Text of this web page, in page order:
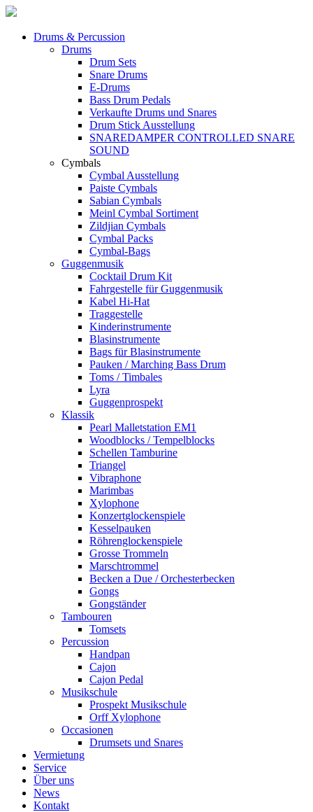
Drums & Percussion
Drums
Drum Sets
Snare Drums
E-Drums
Bass Drum Pedals
Verkaufte Drums und Snares
Drum Stick Ausstellung
SNAREDAMPER CONTROLLED SNARE
SOUND
Cymbals
Cymbal Ausstellung
Paiste Cymbals
Sabian Cymbals
Meinl Cymbal Sortiment
Zildjian Cymbals
Cymbal Packs
Cymbal-Bags
Guggenmusik
Cocktail Drum Kit
Fahrgestelle für Guggenmusik
Kabel Hi-Hat
Traggestelle
Kinderinstrumente
Blasinstrumente
Bags für Blasinstrumente
Pauken / Marching Bass Drum
Toms / Timbales
Lyra
Guggenprospekt
Klassik
Pearl Malletstation EM1
Woodblocks / Tempelblocks
Schellen Tamburine
Triangel
Vibraphone
Marimbas
Xylophone
Konzertglockenspiele
Kesselpauken
Röhren­glocken­spiele
Grosse Trommeln
Marschtrommel
Becken a Due / Orchester­becken
Gongs
Gongständer
Tambouren
Tomsets
Percussion
Handpan
Cajon
Cajon Pedal
Musikschule
Prospekt Musikschule
Orff Xylophone
Occasionen
Drumsets und Snares
Vermietung
Service
Über uns
News
Kontakt